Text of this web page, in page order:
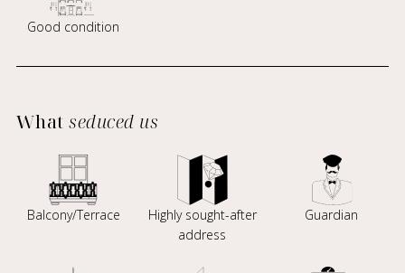
Good condition
Whatseduced us
Balcony/Terrace
Highly sought-after
address
Guardian